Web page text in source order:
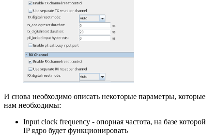
И снова необходимо описать некоторые параметры, которые
нам необходимы:
Input clock frequency - опорная частота, на базе которой
IP ядро будет функционировать